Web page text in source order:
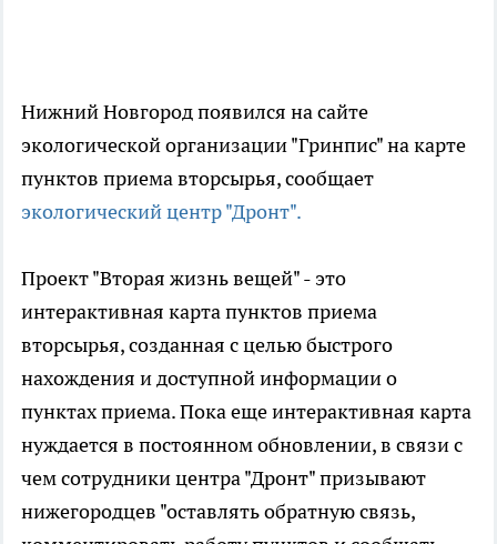
Нижний Новгород появился на сайте
экологической организации "Гринпис" на карте
пунктов приема вторсырья, сообщает
экологический центр "Дронт".
Проект "Вторая жизнь вещей" - это
интерактивная карта пунктов приема
вторсырья, созданная с целью быстрого
нахождения и доступной информации о
пунктах приема. Пока еще интерактивная карта
нуждается в постоянном обновлении, в связи с
чем сотрудники центра "Дронт" призывают
нижегородцев "оставлять обратную связь,